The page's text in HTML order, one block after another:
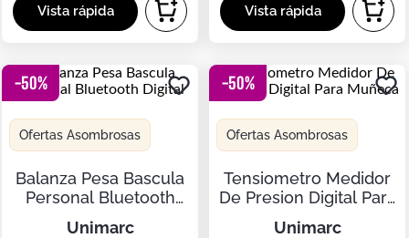
-50%
Ofertas Asombrosas
Balanza Pesa Bascula
Personal Bluetooth
Digital
unimarc
-50%
Ofertas Asombrosas
Tensiometro Medidor
De Presion Digital Para
Muñeca
unimarc